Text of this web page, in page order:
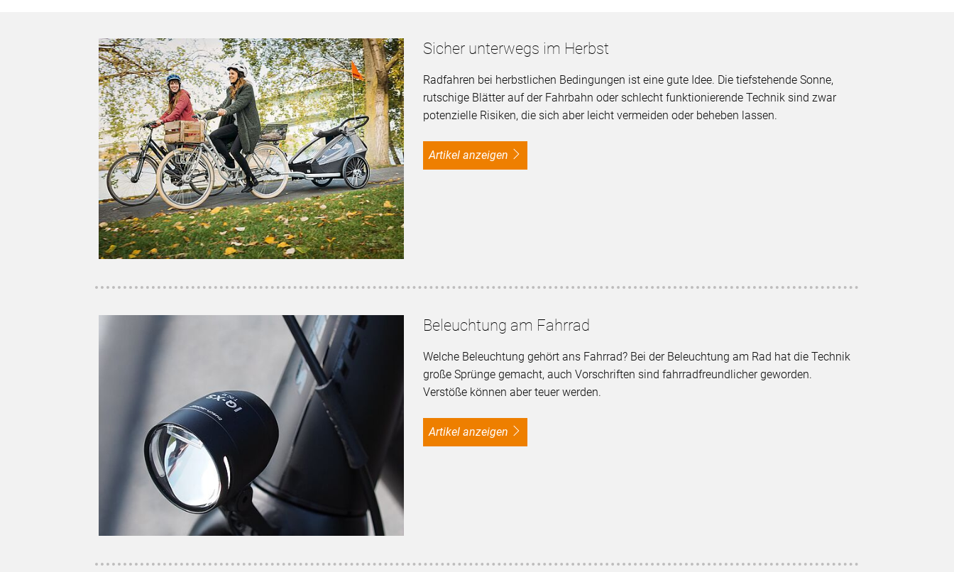
Sicher unterwegs im Herbst
Radfahren bei herbstlichen Bedingungen ist eine gute Idee. Die tiefstehende Sonne,
rutschige Blätter auf der Fahrbahn oder schlecht funktionierende Technik sind zwar
potenzielle Risiken, die sich aber leicht vermeiden oder beheben lassen.
Artikel anzeigen
Beleuchtung am Fahrrad
Welche Beleuchtung gehört ans Fahrrad? Bei der Beleuchtung am Rad hat die Technik
große Sprünge gemacht, auch Vorschriften sind fahrradfreundlicher geworden.
Verstöße können aber teuer werden.
Artikel anzeigen